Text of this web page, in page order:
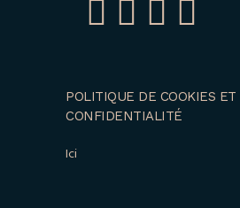
POLITIQUE DE COOKIES ET
CONFIDENTIALITÉ
Ici